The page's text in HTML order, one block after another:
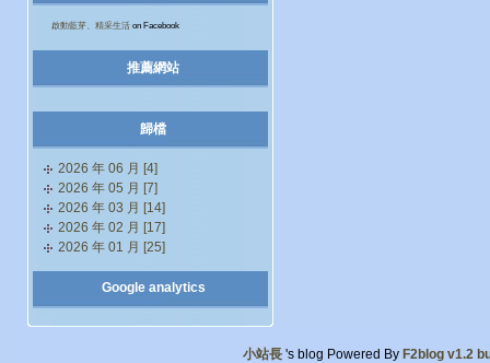
啟動藍芽、精采生活 on Facebook
推薦網站
歸檔
2026 年 06 月 [4]
2026 年 05 月 [7]
2026 年 03 月 [14]
2026 年 02 月 [17]
2026 年 01 月 [25]
Google analytics
小站長 's blog Powered By F2blog v1.2